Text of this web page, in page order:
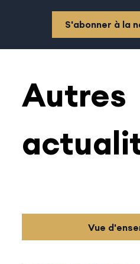
S'abonner à la
Autres
Vue